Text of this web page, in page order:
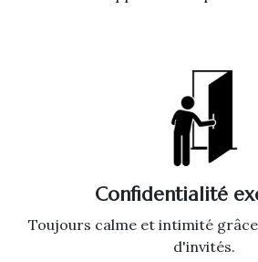
Confidentialité
Toujours calme et intimité
d'invités.